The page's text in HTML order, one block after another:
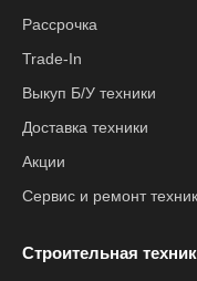
Рассрочка
Trade-In
Выкуп Б/У техники
Доставка техники
Акции
Сервис и ремонт
Строительная